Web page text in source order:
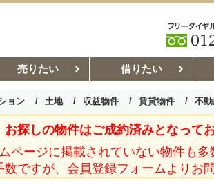
売りたい 借りたい
ョン 土地 収益物件 賃貸物件 不
お部屋探しコラム 賃貸管理コ
お探しの物件はご成約済みとなってお
ページに掲載されていない物件も多
数ですが、会員登録フォームよりお